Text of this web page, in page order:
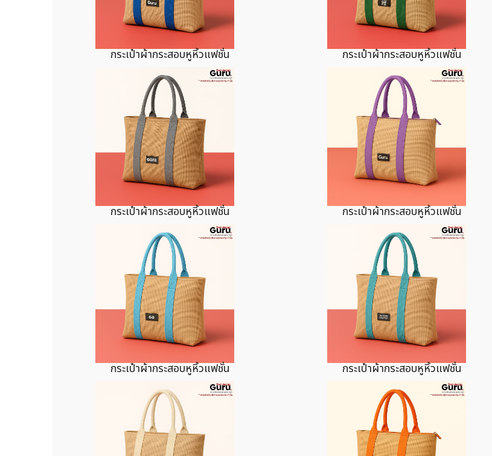
กระเป๋าผ้ากระสอบหูหิ้วแฟชั่น กระเป๋าผ้ากระสอบหูหิ้วแฟชั่น
กระเป๋าผ้ากระสอบหูหิ้วแฟชั่น กระเป๋าผ้ากระสอบหูหิ้วแฟชั่น
กระเป๋าผ้ากระสอบหูหิ้วแฟชั่น กระเป๋าผ้ากระสอบหูหิ้วแฟชั่น